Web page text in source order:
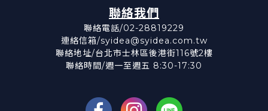
聯絡我們
聯絡電話/02-28819229
連絡信箱/syidea@syidea.com.tw
聯絡地址/台北市士林區後港街116號2樓
聯絡時間/週一至週五 8:30-17:30